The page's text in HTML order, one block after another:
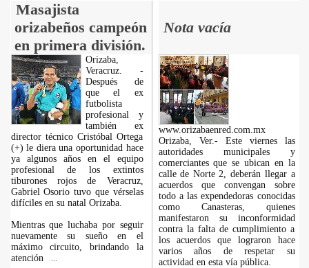
Masajista
orizabeños campeón
en primera división.
Nota vacía
Orizaba,
Veracruz. -
Después de
que el ex
futbolista
profesional y
también ex
director técnico Cristóbal Ortega
(+) le diera una oportunidad hace
ya algunos años en el equipo
profesional de los extintos
tiburones rojos de Veracruz,
Gabriel Osorio tuvo que vérselas
difíciles en su natal Orizaba.
Mientras que luchaba por seguir
nuevamente su sueño en el
máximo circuito, brindando la
atención
www.orizabaenred.com.mx
Orizaba, Ver.- Este viernes las
autoridades municipales y
comerciantes que se ubican en la
calle de Norte 2, deberán llegar a
acuerdos que convengan sobre
todo a las expendedoras conocidas
como Canasteras, quienes
manifestaron su inconformidad
contra la falta de cumplimiento a
los acuerdos que lograron hace
varios años de respetar su
actividad en esta vía pública.